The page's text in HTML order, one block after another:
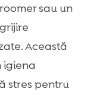
sau un
Această
igiena
stres pentru